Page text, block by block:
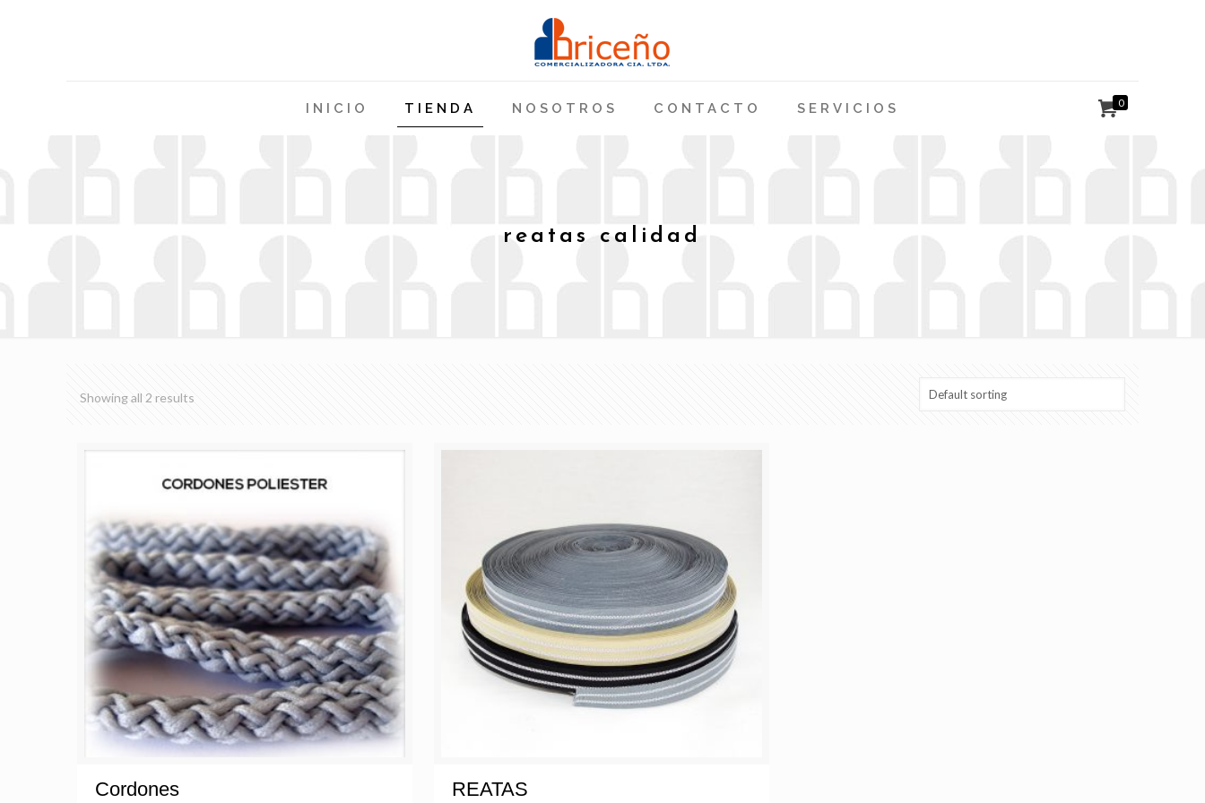
INICIO TIENDA NOSOTROS CONTACTO SERVICIOS 0
reatas calidad
Showing all 2 results
Cordones REATAS